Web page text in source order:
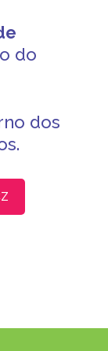
do
dos